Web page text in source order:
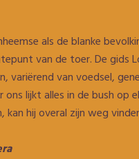
als de blanke
van de toer. De gids
variërend van voedsel,
lijkt alles in de bush op
kan hij overal zijn weg